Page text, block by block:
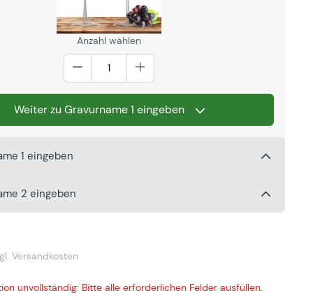
Anzahl wählen
Weiter zu Gravurname 1 eingeben
1 eingeben
2 eingeben
Versandkosten
unvollständig: Bitte alle erforderlichen Felder ausfüllen.